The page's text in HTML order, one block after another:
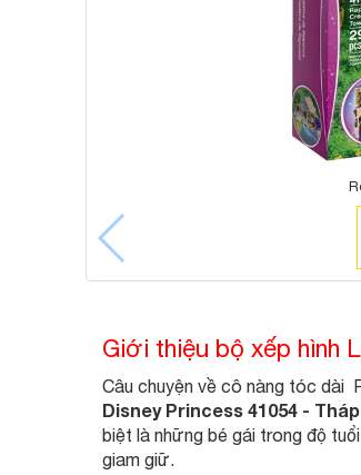
Giới thiệu bộ xếp hình
Câu chuyện về cô nàng tóc dài
Disney Princess 41054 -
biệt là những bé gái trong độ
giam giữ.